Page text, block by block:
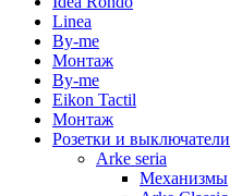
Linea
By-me
Монтаж
By-me
Eikon Tactil
Монтаж
Розетки и выключатели
Arke seria
Механизмы